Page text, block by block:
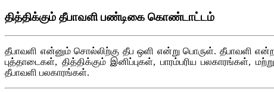
தித்திக்கும் தீபாவளி பண்டிகை கொண்டாட்டம்
தீபாவளி என்னும் சொல்லிற்கு தீப ஒளி என்று பொருள். தீபாவளி
புத்தாடைகள், தித்திக்கும் இனிப்புகள், பாரம்பரிய பலகாரங்கள்,
தீபாவளி பலகாரங்கள்.